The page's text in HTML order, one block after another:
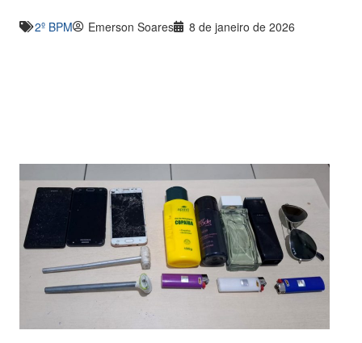
2º BPM Emerson Soares 8 de janeiro de 2026